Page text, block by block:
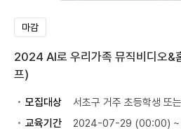
마감
2024 AI로 우리가족 뮤직비디오&
프)
모집대상
서초구 거주 초등학생 또
교육기간
2024-07-29 (00:00)